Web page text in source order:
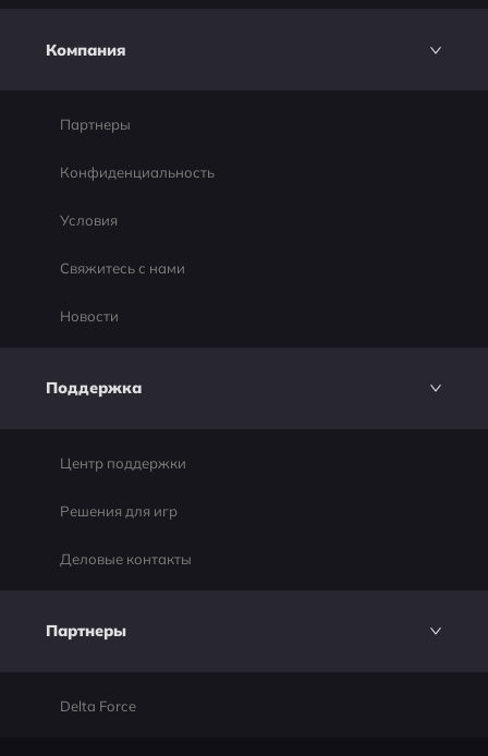
Компания
Партнеры
Конфиденциальность
Условия
Свяжитесь с нами
Новости
Поддержка
Центр поддержки
Решения для игр
Деловые контакты
Партнеры
Delta Force